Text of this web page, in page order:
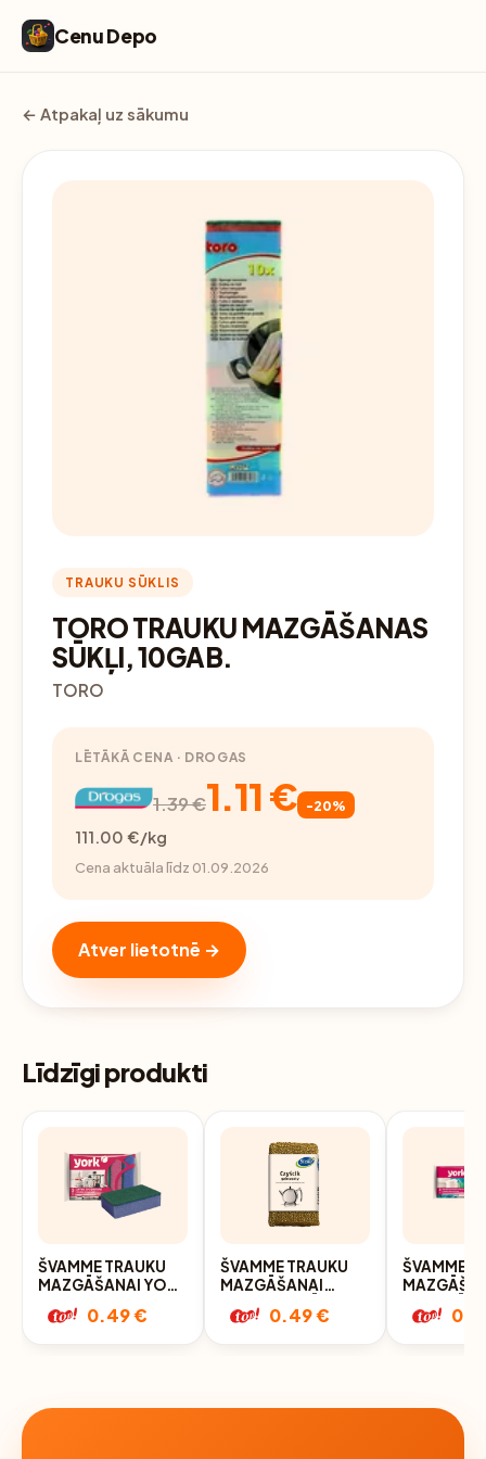
Cenu Depo
← Atpakaļ uz sākumu
TRAUKU SŪKLIS
TORO TRAUKU MAZGĀŠANAS
SŪKĻI, 10GAB.
TORO
LĒTĀKĀ CENA · DROGAS
1.39 €1.11 € -20%
111.00 €/kg
Cena aktuāla līdz 01.09.2026
Atver lietotnē →
Līdzīgi produkti
ŠVAMME TRAUKU
MAZGĀŠANAI YORK
5GAB
0.49 €
ŠVAMME TRAUKU
MAZGĀŠANAI
STELLA METĀLISKA
3X7.5X11.5CM
0.49 €
ŠVAMME